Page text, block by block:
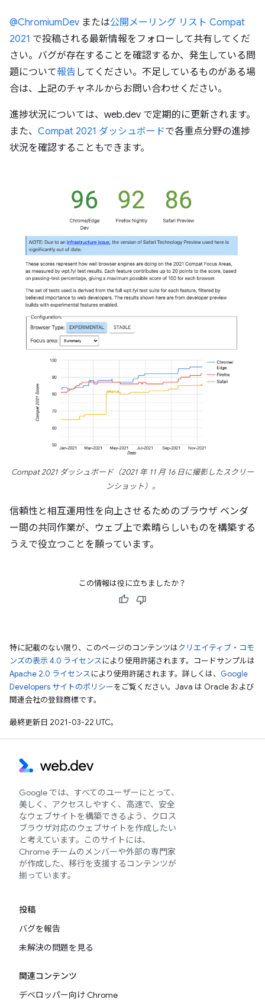
@ChromiumDev または公開メーリング リスト Compat
2021 で投稿される最新情報をフォローして共有してくだ
さい。バグが存在することを確認するか、発生している問
題について報告 してください。不足しているものがある場
合は、上記のチャネルからお問い合わせください。
進捗状況については、web.dev で定期的に更新されます。
また、 Compat 2021 ダッシュボードで各重点分野の進捗
状況を確認することもできます。
Compat 2021 ダッシュボード（2021 年 11 月 16 日に撮影したスクリー
ンショット）。
信頼性と相互運用性を向上させるためのブラウザ ベンダ
ー間の共同作業が、ウェブ上で素晴らしいものを構築する
うえで役立つことを願っています。
この情報は役に立ちましたか？
特に記載のない限り、このページのコンテンツはクリエイティブ・コモ
ンズの表示 4.0 ライセンスにより使用許諾されます。コードサンプルは
Apache 2.0 ライセンスにより使用許諾されます。詳しくは、 Google
Developers サイトのポリシーをご覧ください。Java は Oracle および
関連会社の登録商標です。
最終更新日 2021-03-22 UTC。
Google では、すべてのユーザーにとって、
美しく、アクセスしやすく、高速で、安全
なウェブサイトを構築できるよう、クロス
ブラウザ対応のウェブサイトを作成したい
と考えています。このサイトには、
Chrome チームのメンバーや外部の専門家
が作成した、移行を支援するコンテンツが
揃っています。
投稿
バグを報告
未解決の問題を見る
関連コンテンツ
デベロッパー向け Chrome